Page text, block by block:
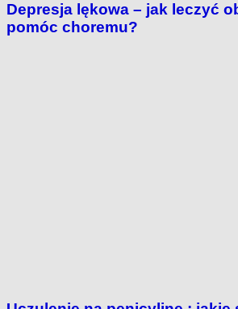
Depresja lękowa – jak leczyć
pomóc choremu?